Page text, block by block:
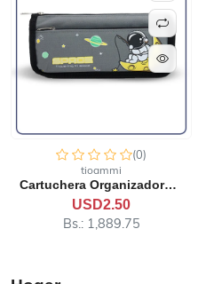
(0)
tioammi
Set de Borradores+Sacapunt...
USD1.50
Bs.: 1,133.85